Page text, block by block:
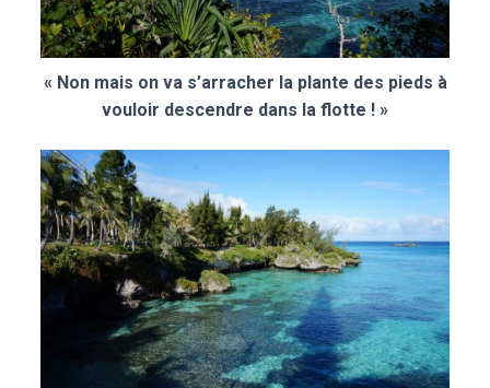
« Non mais on va s’arracher la plante des pieds à
vouloir descendre dans la flotte ! »